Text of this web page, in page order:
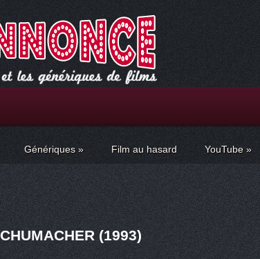
Génériques » Film au hasard YouTube »
(1993)